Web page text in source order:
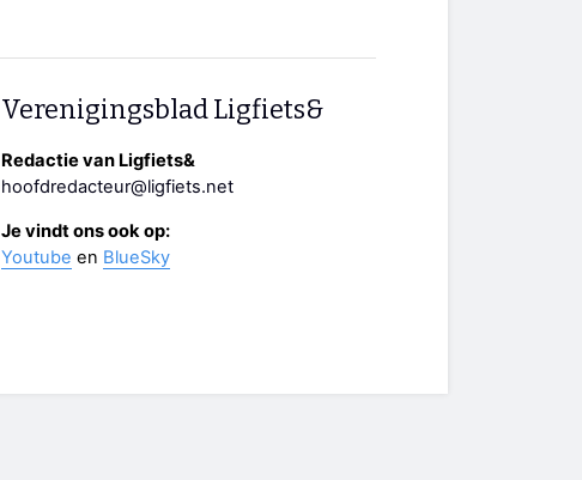
Verenigingsblad Ligfiets&
Redactie van Ligfiets&
hoofdredacteur@ligfiets.net
Je vindt ons ook op:
Youtube en BlueSky